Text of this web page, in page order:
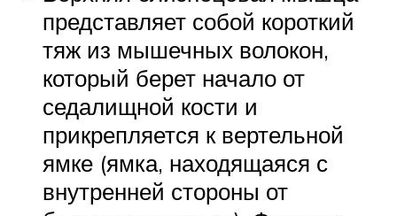
представляет собой короткий
тяж из мышечных волокон,
который берет начало от
седалищной кости и
прикрепляется к вертельной
ямке (ямка, находящаяся с
внутренней стороны от